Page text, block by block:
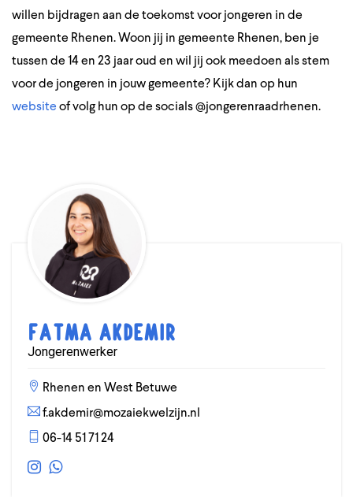
willen bijdragen aan de toekomst voor jongeren in de
gemeente Rhenen. Woon jij in gemeente Rhenen, ben je
tussen de 14 en 23 jaar oud en wil jij ook meedoen als stem
voor de jongeren in jouw gemeente? Kijk dan op hun
website of volg hun op de socials @jongerenraadrhenen.
Fatma Akdemir
Jongerenwerker
Rhenen en West Betuwe
f.akdemir@mozaiekwelzijn.nl
06-14 51 71 24